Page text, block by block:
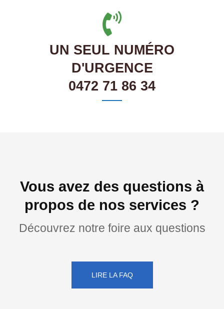
UN SEUL NUMÉRO
D'URGENCE
0472 71 86 34
Vous avez des questions à
propos de nos services ?
Découvrez notre foire aux questions
LIRE LA FAQ